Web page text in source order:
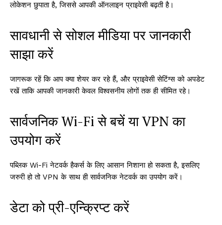
लोकेशन छुपाता है, जिससे आपकी ऑनलाइन प्राइवेसी बढ़ती है।
सावधानी से सोशल मीडिया पर जानकारी
साझा करें
जागरूक रहें कि आप क्या शेयर कर रहे हैं, और प्राइवेसी सेटिंग्स को अपडेट
रखें ताकि आपकी जानकारी केवल विश्वसनीय लोगों तक ही सीमित रहे।
सार्वजनिक Wi-Fi से बचें या VPN का
उपयोग करें
पब्लिक Wi-Fi नेटवर्क हैकर्स के लिए आसान निशाना हो सकता है, इसलिए
जरुरी हो तो VPN के साथ ही सार्वजनिक नेटवर्क का उपयोग करें।
डेटा को प्री-एन्क्रिप्ट करें